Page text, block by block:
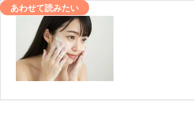
あわせて読みたい